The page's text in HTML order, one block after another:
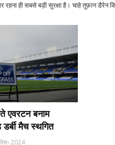
रहना ही सबसे बड़ी सुरक्षा है। चाहे तूफ़ान डैरेन
एवरटन बनाम
डर्बी मैच स्थगित
2024